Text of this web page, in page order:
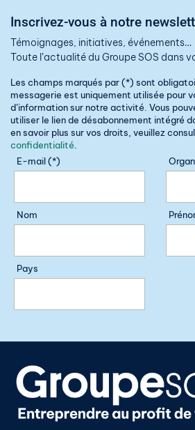
Inscrivez-vous à notre
Témoignages, initiatives, événements…
Toute l’actualité du Groupe SOS dans
Les champs marqués par (*) sont
messagerie est uniquement utilisée pour
d’information sur notre activité. Vous
utiliser le lien de désabonnement intégré
en savoir plus sur vos droits, veuillez
confidentialité
E-mail (*)
Nom
Pays